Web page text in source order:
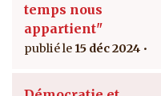
temps nous
appartient"
15 déc 2024